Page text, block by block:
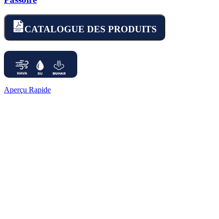
CATALOGUE DES PRODUITS
Aperçu Rapide